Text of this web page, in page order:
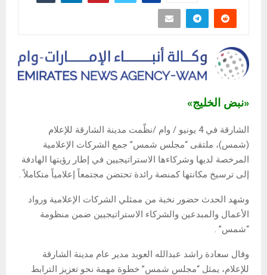
«نبض الخليج»
الشارقة في 4 يونيو / وام /نظّمت مدينة الشارقة للإعلام
(شمس)، ملتقى “مجلس شمس” جمع الشركات الإعلامية
المرخصة لديها وشركاءها الاستراتيجيين في إطار رؤيتها الهادفة
إلى ترسيخ مكانتها كمنصة رائدة تحتضن مجتمعاً إعلامياً متكاملاً .
وشهد الحدث حضور نخبة من ممثلي الشركات الإعلامية ورواد
الأعمال والمبدعين والشركاء الاستراتيجيين ضمن منظومة
“شمس” .
وقال سعادة راشد عبدالله العوبد مدير عام مدينة الشارقة
للإعلام، يمثل “مجلس شمس” خطوة مهمة نحو تعزيز الترابط